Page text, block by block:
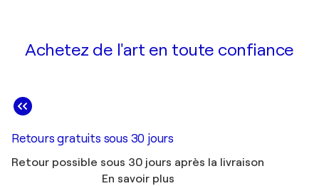
Achetez de l'art en toute confiance
Retours gratuits sous 30 jours
Retour possible sous 30 jours après la livraison
En savoir plus